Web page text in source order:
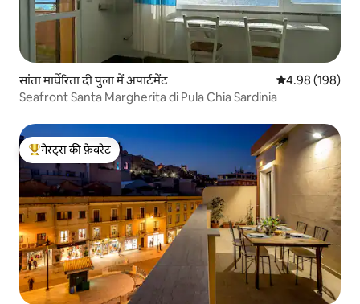
सांता मार्घेरिता दी पुला में अपार्टमेंट औसत रेटिंग 5 में से
4.98 (198)
Seafront Santa Margherita di Pula Chia Sardinia
गेस्ट्स का टॉप फ़ेवरेट
गेस्ट्स की फ़ेवरेट